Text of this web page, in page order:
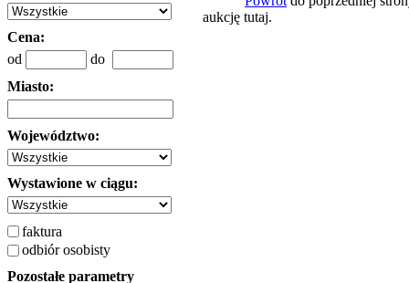
Cena:
od
do
Miasto:
Województwo:
Wystawione w ciągu:
faktura
odbiór osobisty
Pozostałe parametry
aukcję tutaj.